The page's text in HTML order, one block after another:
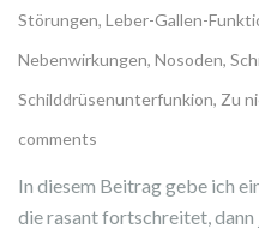
Störungen, Leber-Gallen-
Nebenwirkungen, Nosoden,
Schilddrüsenunterfunkion, Zu
comments
In diesem Beitrag gebe ich
die rasant fortschreitet,